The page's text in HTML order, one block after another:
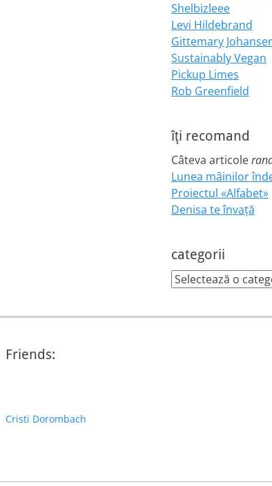
Shelbizleee
Levi Hildebrand
Gittemary
Sustainably Vegan
Pickup Limes
Rob Greenfield
îţi recomand
Câteva articole
Lunea mâinilor
Proiectul «Alfabet»
Denisa te învaţă
categorii
categorii
Friends:
Cristi Dorombach